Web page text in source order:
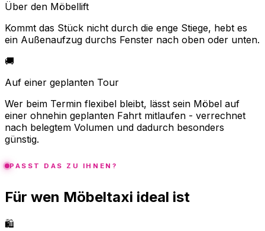
Über den Möbellift
Kommt das Stück nicht durch die enge Stiege, hebt es
ein Außenaufzug durchs Fenster nach oben oder unten.
🚚
Auf einer geplanten Tour
Wer beim Termin flexibel bleibt, lässt sein Möbel auf
einer ohnehin geplanten Fahrt mitlaufen - verrechnet
nach belegtem Volumen und dadurch besonders
günstig.
PASST DAS ZU IHNEN?
Für wen Möbeltaxi ideal ist
🛍️